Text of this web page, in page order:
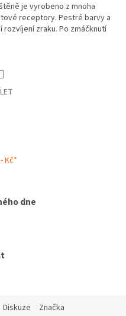
je vyrobeno z mnoha
receptory. Pestré barvy a
zraku. Po zmáčknutí
Kč*
dne
Diskuze Značka